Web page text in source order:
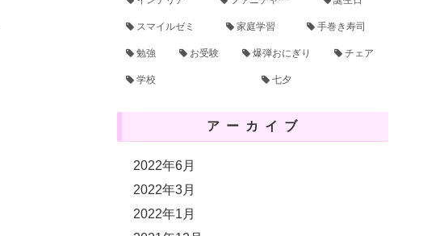
スマイルゼミ 家庭学習 手巻き寿司
勉強 お受験 爆弾おにぎり チェア
学校 七夕
アーカイブ
2022年6月
2022年3月
2022年1月